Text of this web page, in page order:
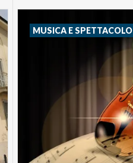
MUSICA E SPETTACOLO